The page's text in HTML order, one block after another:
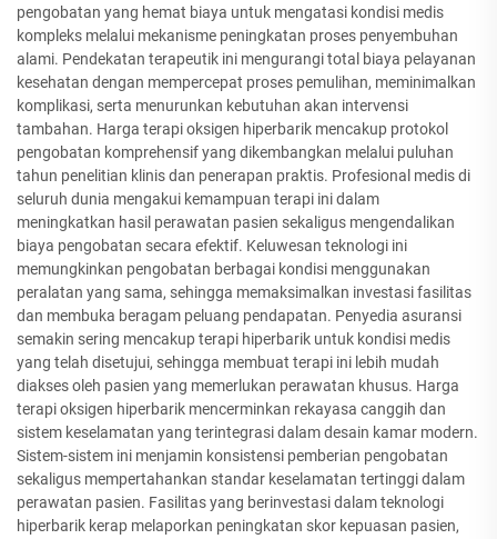
pengobatan yang hemat biaya untuk mengatasi kondisi medis
kompleks melalui mekanisme peningkatan proses penyembuhan
alami. Pendekatan terapeutik ini mengurangi total biaya pelayanan
kesehatan dengan mempercepat proses pemulihan, meminimalkan
komplikasi, serta menurunkan kebutuhan akan intervensi
tambahan. Harga terapi oksigen hiperbarik mencakup protokol
pengobatan komprehensif yang dikembangkan melalui puluhan
tahun penelitian klinis dan penerapan praktis. Profesional medis di
seluruh dunia mengakui kemampuan terapi ini dalam
meningkatkan hasil perawatan pasien sekaligus mengendalikan
biaya pengobatan secara efektif. Keluwesan teknologi ini
memungkinkan pengobatan berbagai kondisi menggunakan
peralatan yang sama, sehingga memaksimalkan investasi fasilitas
dan membuka beragam peluang pendapatan. Penyedia asuransi
semakin sering mencakup terapi hiperbarik untuk kondisi medis
yang telah disetujui, sehingga membuat terapi ini lebih mudah
diakses oleh pasien yang memerlukan perawatan khusus. Harga
terapi oksigen hiperbarik mencerminkan rekayasa canggih dan
sistem keselamatan yang terintegrasi dalam desain kamar modern.
Sistem-sistem ini menjamin konsistensi pemberian pengobatan
sekaligus mempertahankan standar keselamatan tertinggi dalam
perawatan pasien. Fasilitas yang berinvestasi dalam teknologi
hiperbarik kerap melaporkan peningkatan skor kepuasan pasien,